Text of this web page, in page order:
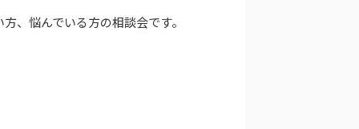
、悩んでいる方の相談会です。